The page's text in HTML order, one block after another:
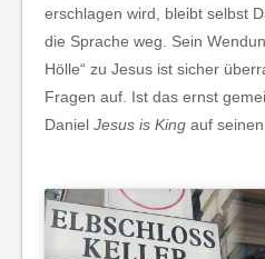
erschlagen wird, bleibt selbst
die Sprache weg. Sein
Hölle“ zu Jesus ist sicher
Fragen auf. Ist das ernst
Daniel Jesus is King auf